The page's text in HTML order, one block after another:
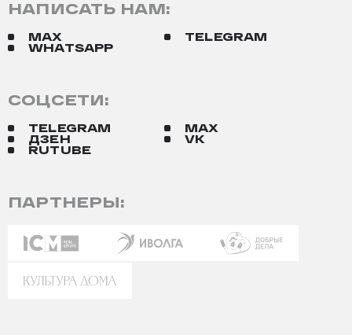
ПАРТНЕРЫ:
СОЦСЕТИ:
TELEGRAM
MAX
ДЗЕН
VK
RUTUBE
НАПИСАТЬ НАМ:
MAX
TELEGRAM
WHATSAPP